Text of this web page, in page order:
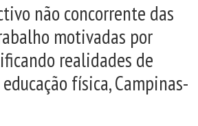
não concorrente das
motivadas por
realidades de
física, Campinas-